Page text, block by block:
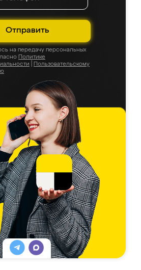
Отправить
на передачу персональных
Политике
Пользовательскому